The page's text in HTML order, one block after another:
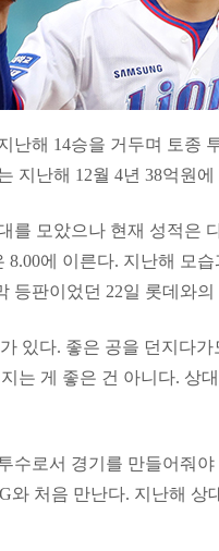
난해 14승을 거두며 토종
지난해 12월 4년 38억원
를 모았으나 현재 성적은
8.00에 이른다. 지난해 모
등판이었던 22일 롯데와
있다. 좋은 공을 던지다
는 게 좋은 건 아니다. 상
수로서 경기를 만들어줘
와 처음 만난다. 지난해 상